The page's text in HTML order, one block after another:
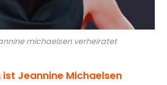
michaelsen verheiratet
ist Jeannine Michaelsen